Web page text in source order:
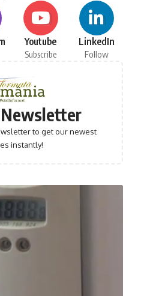
Youtube
Subscribe
LinkedIn
Follow
to get our newest
instantly!